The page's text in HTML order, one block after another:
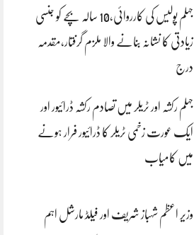
جہلم پولیس کی کارروائی،10 سالہ بچے کو جنسی
زیادتی کا نشانہ بنانے والا ملزم گرفتار،مقدمہ
درج
جہلم رکشہ اور ٹریلر میں تصادم رکشہ ڈرائیور اور
ایک عورت زخمی ٹریلر کا ڈرائیور فرار ہونے
میں کامیاب
وزیر اعظم شہباز شریف اور فیلڈ مارشل اہم